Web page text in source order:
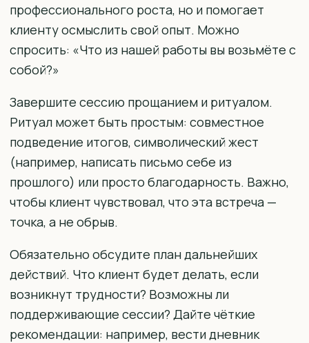
профессионального роста, но и помогает
клиенту осмыслить свой опыт. Можно
спросить: «Что из нашей работы вы возьмёте с
собой?»
Завершите сессию прощанием и ритуалом.
Ритуал может быть простым: совместное
подведение итогов, символический жест
(например, написать письмо себе из
прошлого) или просто благодарность. Важно,
чтобы клиент чувствовал, что эта встреча —
точка, а не обрыв.
Обязательно обсудите план дальнейших
действий. Что клиент будет делать, если
возникнут трудности? Возможны ли
поддерживающие сессии? Дайте чёткие
рекомендации: например, вести дневник